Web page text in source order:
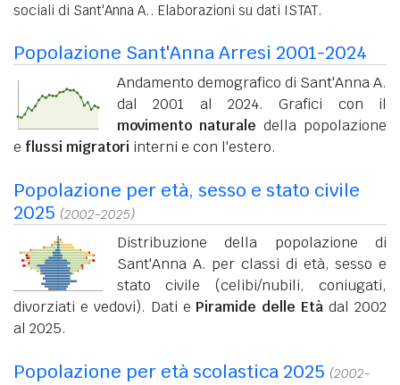
sociali di Sant'Anna A.. Elaborazioni su dati ISTAT.
Popolazione Sant'Anna Arresi 2001-2024
Andamento demografico di Sant'Anna A.
dal 2001 al 2024. Grafici con il
movimento naturale della popolazione
e flussi migratori interni e con l'estero.
Popolazione per età, sesso e stato civile
2025 (2002-2025)
Distribuzione della popolazione di
Sant'Anna A. per classi di età, sesso e
stato civile (celibi/nubili, coniugati,
divorziati e vedovi). Dati e Piramide delle Età dal 2002
al 2025.
Popolazione per età scolastica 2025 (2002-